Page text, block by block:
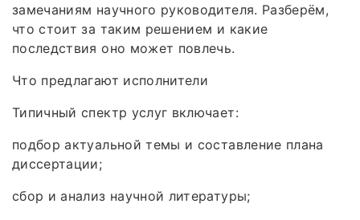
замечаниям научного руководителя. Разберём,
что стоит за таким решением и какие
последствия оно может повлечь.
Что предлагают исполнители
Типичный спектр услуг включает:
подбор актуальной темы и составление плана
диссертации;
сбор и анализ научной литературы;